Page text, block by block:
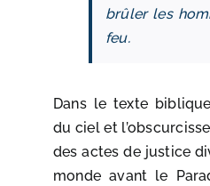
brûler les
feu.
Dans le texte
du ciel et
des actes de justice
monde avant le